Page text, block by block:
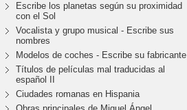
Escribe los planetas según su proximidad
con el Sol
Vocalista y grupo musical - Escribe sus
nombres
Modelos de coches - Escribe su fabricante
Títulos de películas mal traducidas al
español II
Ciudades romanas en Hispania